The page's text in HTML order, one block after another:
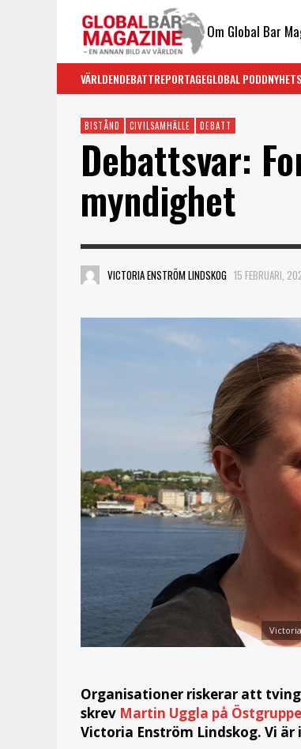
Om Global Bar
VÄRLDENDEBATTREPORTAGEGLOBAL PODD
BISTÅND CIVILSAMHÄLLE DEBATT
Debattsvar:
myndighet
VICTORIA ENSTRÖM LINDSKOG 15 FEBRUARI,
Organisationer riskerar att
skrev Martin Uggla på
Victoria Enström Lindskog. Vi